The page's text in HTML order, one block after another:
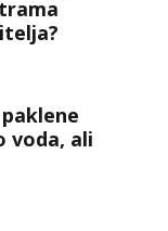
voda, ali